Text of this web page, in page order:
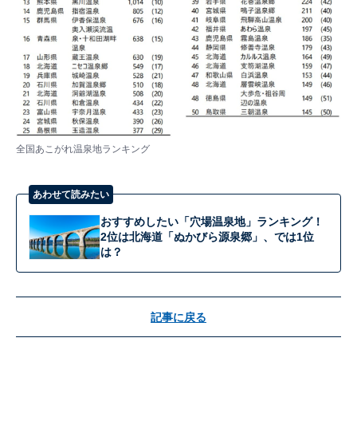
全国あこがれ温泉地ランキング
あわせて読みたい
おすすめしたい「穴場温泉地」ランキング！
2位は北海道「ぬかびら源泉郷」、では1位
は？
記事に戻る